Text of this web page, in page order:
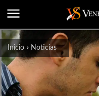
Inicio Noticias